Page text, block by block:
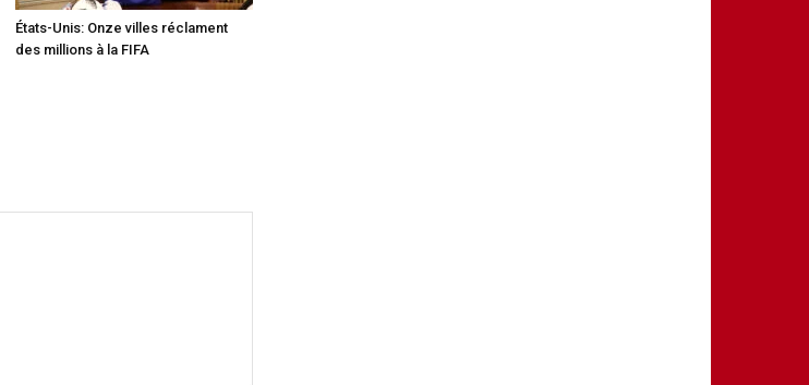
États-Unis: Onze villes réclament
des millions à la FIFA